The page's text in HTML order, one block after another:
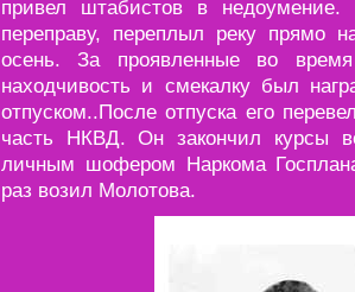
привел штабистов в
переправу, переплыл реку прямо
осень. За проявленные во
находчивость и смекалку был
отпуском..После отпуска его
часть НКВД. Он закончил курсы
личным шофером Наркома Госплана
раз возил Молотова.